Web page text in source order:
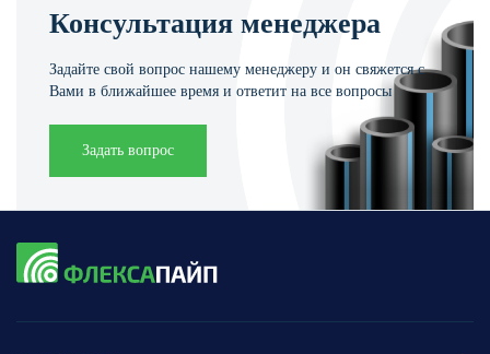
Консультация менеджера
Задайте свой вопрос нашему менеджеру и он свяжется с
Вами в ближайшее время и ответит на все вопросы
Задать вопрос